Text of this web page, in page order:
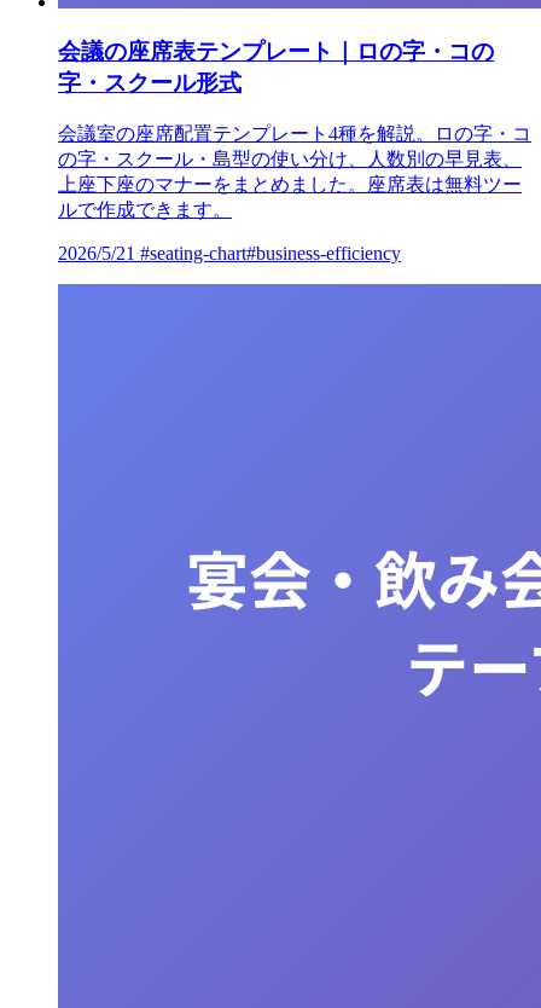
会議の座席表テンプレート｜ロの字・コの
字・スクール形式
会議室の座席配置テンプレート4種を解説。ロの字・コ
の字・スクール・島型の使い分け、人数別の早見表、
上座下座のマナーをまとめました。座席表は無料ツー
ルで作成できます。
2026/5/21 #seating-chart#business-efficiency